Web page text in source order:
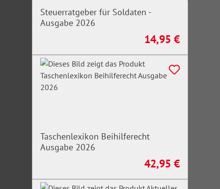
Steuerratgeber für Soldaten -
Ausgabe 2026
Regulärer Preis:
14,95 €
Taschenlexikon Beihilferecht
Ausgabe 2026
Regulärer Preis:
42,95 €